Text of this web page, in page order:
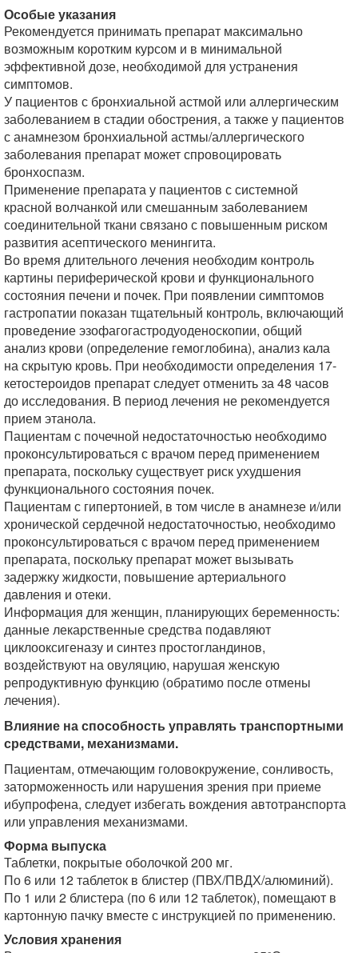
Особые указания
Рекомендуется принимать препарат максимально
возможным коротким курсом и в минимальной
эффективной дозе, необходимой для устранения
симптомов.
У пациентов с бронхиальной астмой или аллергическим
заболеванием в стадии обострения, а также у пациентов
с анамнезом бронхиальной астмы/аллергического
заболевания препарат может спровоцировать
бронхоспазм.
Применение препарата у пациентов с системной
красной волчанкой или смешанным заболеванием
соединительной ткани связано с повышенным риском
развития асептического менингита.
Во время длительного лечения необходим контроль
картины периферической крови и функционального
состояния печени и почек. При появлении симптомов
гастропатии показан тщательный контроль, включающий
проведение эзофагогастродуоденоскопии, общий
анализ крови (определение гемоглобина), анализ кала
на скрытую кровь. При необходимости определения 17-
кетостероидов препарат следует отменить за 48 часов
до исследования. В период лечения не рекомендуется
прием этанола.
Пациентам с почечной недостаточностью необходимо
проконсультироваться с врачом перед применением
препарата, поскольку существует риск ухудшения
функционального состояния почек.
Пациентам с гипертонией, в том числе в анамнезе и/или
хронической сердечной недостаточностью, необходимо
проконсультироваться с врачом перед применением
препарата, поскольку препарат может вызывать
задержку жидкости, повышение артериального
давления и отеки.
Информация для женщин, планирующих беременность:
данные лекарственные средства подавляют
циклооксигеназу и синтез простогландинов,
воздействуют на овуляцию, нарушая женскую
репродуктивную функцию (обратимо после отмены
лечения).
Влияние на способность управлять транспортными
средствами, механизмами.
Пациентам, отмечающим головокружение, сонливость,
заторможенность или нарушения зрения при приеме
ибупрофена, следует избегать вождения автотранспорта
или управления механизмами.
Форма выпуска
Таблетки, покрытые оболочкой 200 мг.
По 6 или 12 таблеток в блистер (ПВХ/ПВДХ/алюминий).
По 1 или 2 блистера (по 6 или 12 таблеток), помещают в
картонную пачку вместе с инструкцией по применению.
Условия хранения